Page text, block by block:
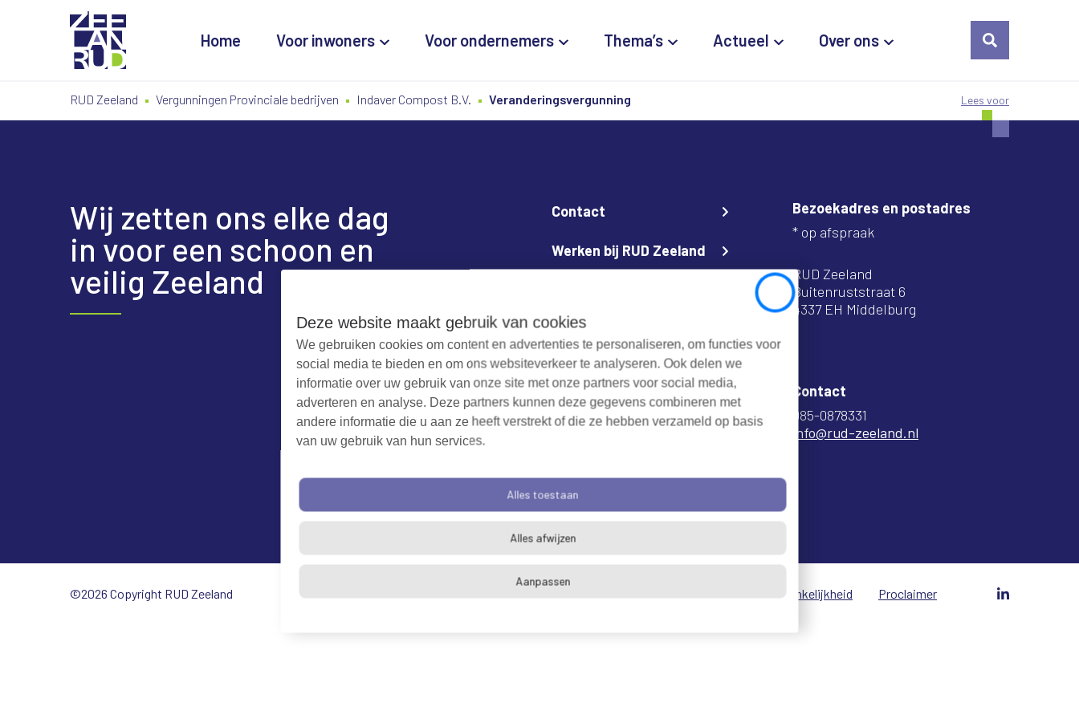
Close
Deze website maakt gebruik van cookies
We gebruiken cookies om content en advertenties te personaliseren, om functies voor
social media te bieden en om ons websiteverkeer te analyseren. Ook delen we
informatie over uw gebruik van onze site met onze partners voor social media,
adverteren en analyse. Deze partners kunnen deze gegevens combineren met
andere informatie die u aan ze heeft verstrekt of die ze hebben verzameld op basis
van uw gebruik van hun services.
Alles toestaan
Alles afwijzen
Aanpassen
de
de
Home Voor inwoners Voor ondernemers Thema’s Actueel Over ons
RUD Zeeland Vergunningen Provinciale bedrijven Indaver Compost B.V. Veranderingsvergunning Lees voor
Wij zetten ons elke dag
in voor een schoon en
veilig Zeeland
Contact
Werken bij RUD Zeeland
Bezoekadres en postadres
* op afspraak
RUD Zeeland
Buitenruststraat 6
4337 EH Middelburg
Contact
085-0878331
info@rud-zeeland.nl
©2026 Copyright RUD Zeeland Algemene voorwaarden Toegankelijkheid Proclaimer